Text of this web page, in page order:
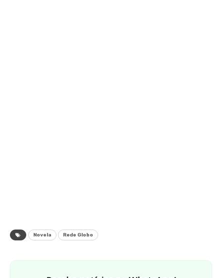
Novela Rede Globo